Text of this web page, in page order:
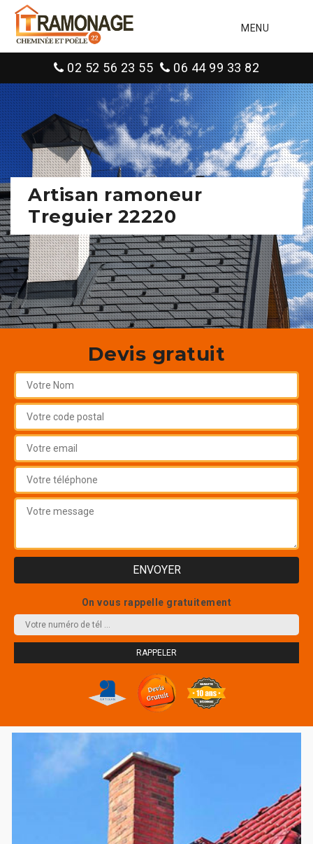
MENU
02 52 56 23 55 06 44 99 33 82
Artisan ramoneur
Treguier 22220
Devis gratuit
On vous rappelle gratuitement